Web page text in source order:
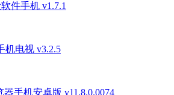
件手机 v1.7.1
机电视 v3.2.5
器手机安卓版 v11.8.0.0074